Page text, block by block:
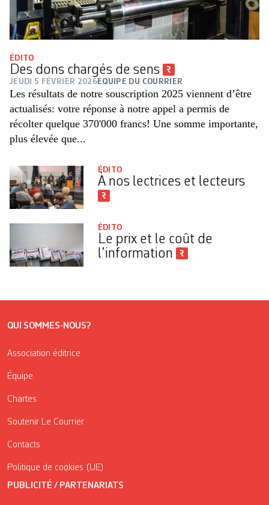
ÉDITO
Des dons chargés de sens
JEUDI 5 FÉVRIER 2026 EQUIPE DU COURRIER
Les résultats de notre souscription 2025 viennent d’être
actualisés: votre réponse à notre appel a permis de
récolter quelque 370'000 francs! Une somme importante,
plus élevée que...
ÉDITO
À nos lectrices et lecteurs
ÉDITO
Le prix et le coût de
l’information
QUI SOMMES-NOUS?
Association éditrice
Équipe
Chartes
Soutenir Le Courrier
Contacts
Politique de cookies (UE)
PUBLICITÉ / PARTENARIATS